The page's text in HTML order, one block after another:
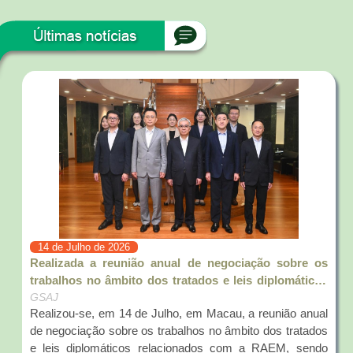
14 de Julho de 2026
Realizada a reunião anual de negociação sobre os
trabalhos no âmbito dos tratados e leis diplomáticos
relacionados com a RAEM entre a Secretaria para a
Administração e Justiça do Governo da RAEM e o
Departamento de Tratados e Leis do Ministério dos
Negóci
GSAJ
Realizou-se, em 14 de Julho, em Macau, a reunião anual
de negociação sobre os trabalhos no âmbito dos tratados
e leis diplomáticos relacionados com a RAEM, sendo